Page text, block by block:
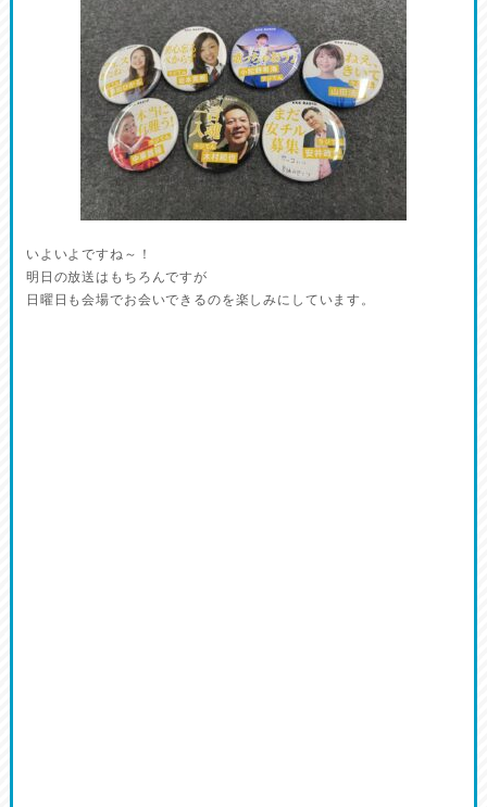
いよいよですね～！
明日の放送はもちろんですが
日曜日も会場でお会いできるのを楽しみにしています。